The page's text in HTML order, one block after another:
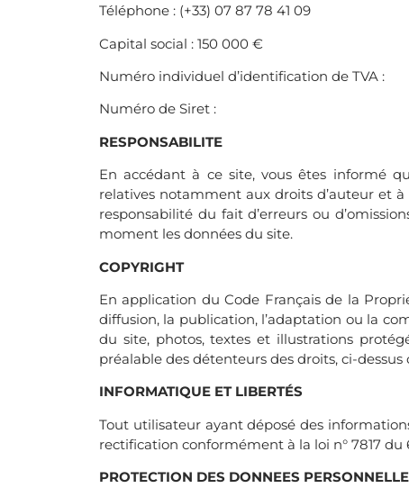
Téléphone : (+33) 07 87 78 41 09
Capital social : 150 000 €
Numéro individuel d’identification de TVA :
Numéro de Siret :
RESPONSABILITE
En accédant à ce site, vous êtes informé
relatives notamment aux droits d’auteur et
responsabilité du fait d’erreurs ou
moment les données du site.
COPYRIGHT
En application du Code Français de la
diffusion, la publication, l’adaptation ou la
du site, photos, textes et illustrations
préalable des détenteurs des droits, ci-dessus
INFORMATIQUE ET LIBERTÉS
Tout utilisateur ayant déposé des
rectification conformément à la loi n° 7817
PROTECTION DES DONNEES